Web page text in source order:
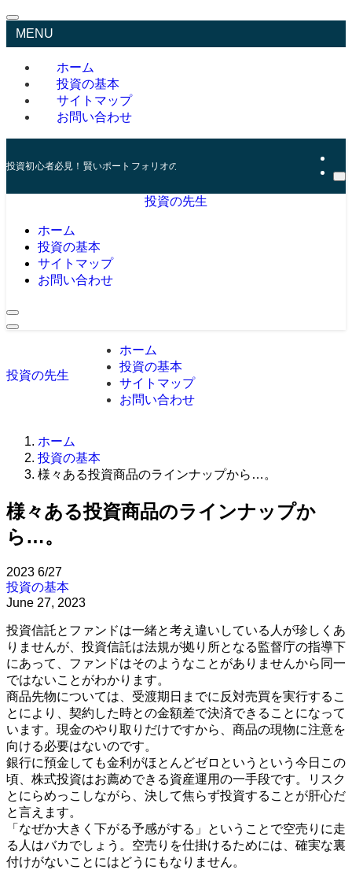
MENU
ホーム
投資の基本
サイトマップ
お問い合わせ
投資初心者必見！賢いポートフォリオの組み方とリスク管理の秘訣
投資の先生
ホーム
投資の基本
サイトマップ
お問い合わせ
投資の先生
ホーム
投資の基本
サイトマップ
お問い合わせ
ホーム
投資の基本
様々ある投資商品のラインナップから…。
様々ある投資商品のラインナップか
ら…。
2023 6/27
投資の基本
June 27, 2023
投資信託とファンドは一緒と考え違いしている人が珍しくあ
りませんが、投資信託は法規が拠り所となる監督庁の指導下
にあって、ファンドはそのようなことがありませんから同一
ではないことがわかります。
商品先物については、受渡期日までに反対売買を実行するこ
とにより、契約した時との金額差で決済できることになって
います。現金のやり取りだけですから、商品の現物に注意を
向ける必要はないのです。
銀行に預金しても金利がほとんどゼロというという今日この
頃、株式投資はお薦めできる資産運用の一手段です。リスク
とにらめっこしながら、決して焦らず投資することが肝心だ
と言えます。
「なぜか大きく下がる予感がする」ということで空売りに走
る人はバカでしょう。空売りを仕掛けるためには、確実な裏
付けがないことにはどうにもなりません。